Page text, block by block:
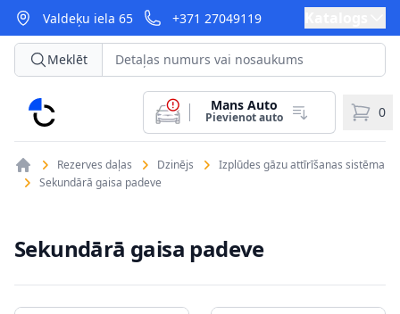
Valdeķu iela 65 +371 27049119
CarParts
Meklēt
Mans Auto
Pievienot auto 0
Rezerves daļas Dzinējs
Izplūdes gāzu attīrīšanas sistēma
Sekundārā gaisa padeve
Sekundārā gaisa padeve